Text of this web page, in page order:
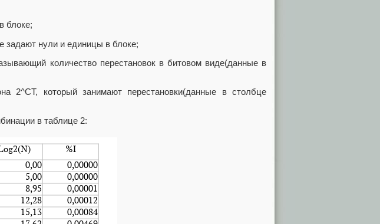
блоке;
задают нули и единицы в блоке;
количество перестановок в битовом виде(данные в
2^CT, который занимают перестановки(данные в столбце
в таблице 2: